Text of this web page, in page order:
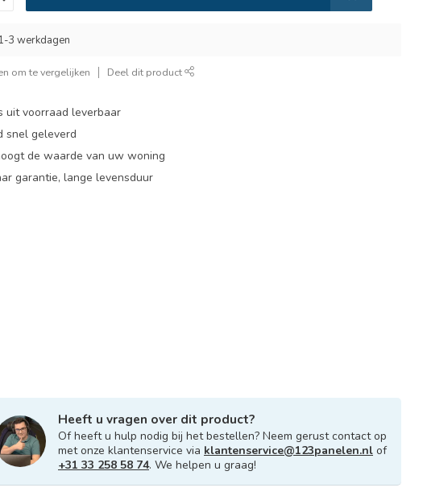
3 werkdagen
om te vergelijken Deel dit product
uit voorraad leverbaar
snel geleverd
de waarde van uw woning
garantie, lange levensduur
Heeft u vragen over dit product?
Of heeft u hulp nodig bij het bestellen? Neem gerust contact op
met onze klantenservice via klantenservice@123panelen.nl of
+31 33 258 58 74. We helpen u graag!